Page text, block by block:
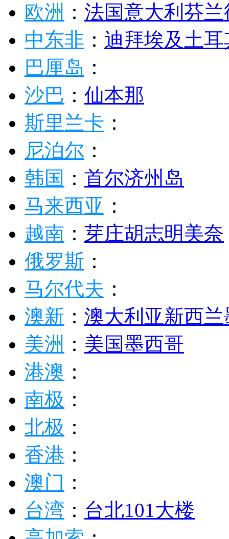
欧洲 ： 法国意大利 芬兰
中东非 ： 迪拜埃及 土耳
巴厘岛 ：
沙巴 ： 仙本那
斯里兰卡 ：
尼泊尔 ：
韩国 ： 首尔济州岛
马来西亚 ：
越南 ： 芽庄胡志明美奈
俄罗斯 ：
马尔代夫 ：
澳新 ： 澳大利亚新西兰
美洲 ： 美国墨西哥
港澳 ：
南极 ：
北极 ：
香港 ：
澳门 ：
台湾 ： 台北101大楼